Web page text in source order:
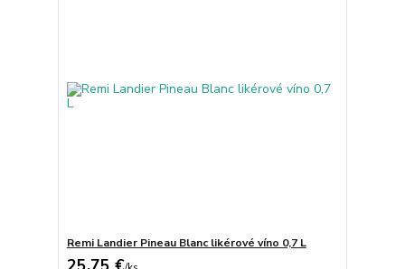
Remi Landier Pineau Blanc likérové víno 0,7 L